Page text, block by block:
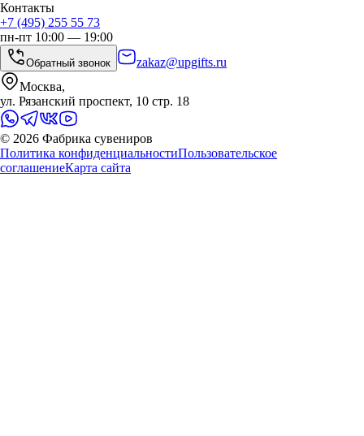
Контакты
+7 (495) 255 55 73
пн-пт 10:00 — 19:00
Обратный звонок
zakaz@upgifts.ru
Москва,
ул. Рязанский проспект, 10 стр. 18
© 2026 Фабрика сувениров
Политика конфиденциальностиПользовательское
соглашениеКарта сайта